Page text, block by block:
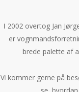
I 2002 overtog Jan
er
brede palette af
Vi kommer gerne på